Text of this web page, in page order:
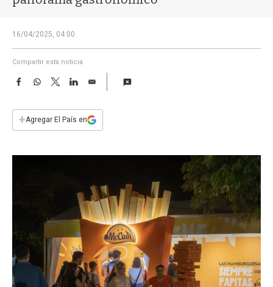
16/04/2025, 04:00
Compartir esta noticia
F
e
b
W
s
T
w
t
L
E
i
l
+Agregar El País en